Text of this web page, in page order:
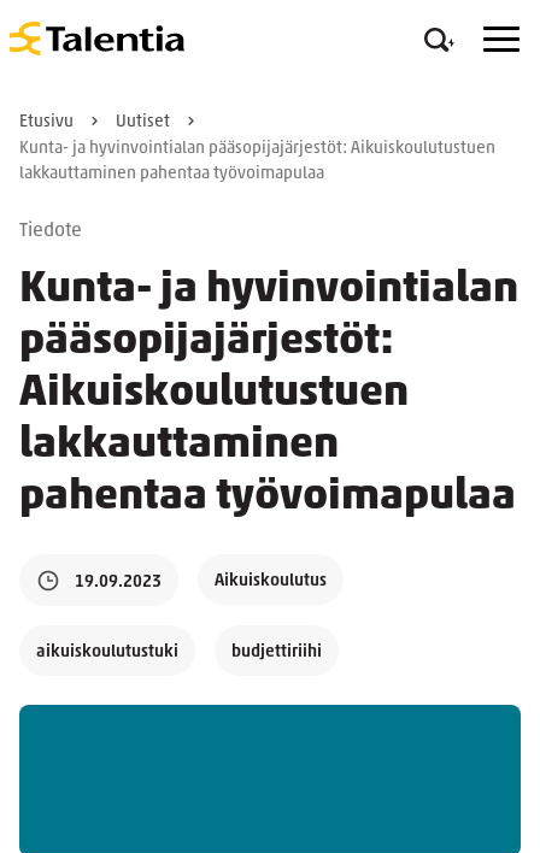
Etusivu
Uutiset
Kunta- ja hyvinvointialan pääsopijajärjestöt: Aikuiskoulutustuen
lakkauttaminen pahentaa työvoimapulaa
Tiedote
Kunta- ja hyvinvointialan
pääsopijajärjestöt:
Aikuiskoulutustuen
lakkauttaminen
pahentaa työvoimapulaa
19.09.2023 Aikuiskoulutus
aikuiskoulutustuki budjettiriihi